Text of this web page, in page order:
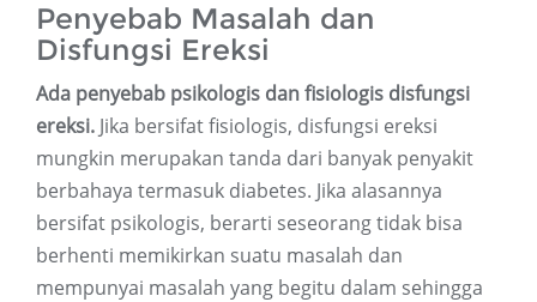
Penyebab Masalah dan
Disfungsi Ereksi
Ada penyebab psikologis dan fisiologis disfungsi
ereksi. Jika bersifat fisiologis, disfungsi ereksi
mungkin merupakan tanda dari banyak penyakit
berbahaya termasuk diabetes. Jika alasannya
bersifat psikologis, berarti seseorang tidak bisa
berhenti memikirkan suatu masalah dan
mempunyai masalah yang begitu dalam sehingga